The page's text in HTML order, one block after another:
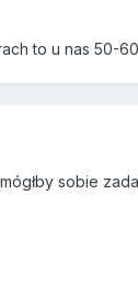
to u nas 50-
sobie